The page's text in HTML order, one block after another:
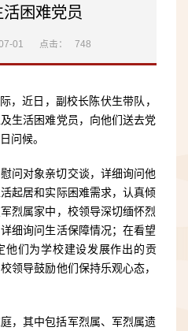
困难党员
01 点击： 748
，近日，副校长陈伏生带队，
生活困难党员，向他们送去党
问候。
问对象亲切交谈，详细询问他
起居和实际困难需求，认真倾
烈属家中，校领导深切缅怀烈
细询问生活保障情况；在看望
他们为学校建设发展作出的贡
领导鼓励他们保持乐观心态，
，其中包括军烈属、军烈属遗